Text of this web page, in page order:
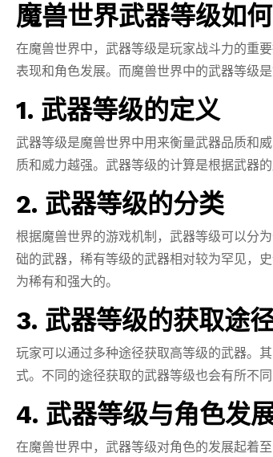
魔兽世界武器等级如
在魔兽世界中，武器等级是玩家战斗力的重
表现和角色发展。而魔兽世界中的武器等级
1. 武器等级的定义
武器等级是魔兽世界中用来衡量武器品质和
质和威力越强。武器等级的计算是根据武器
2. 武器等级的分类
根据魔兽世界的游戏机制，武器等级可以分
础的武器，稀有等级的武器相对较为罕见，
为稀有和强大的。
3. 武器等级的获取途
玩家可以通过多种途径获取高等级的武器。
式。不同的途径获取的武器等级也会有所不
4. 武器等级与角色发
在魔兽世界中，武器等级对角色的发展起着